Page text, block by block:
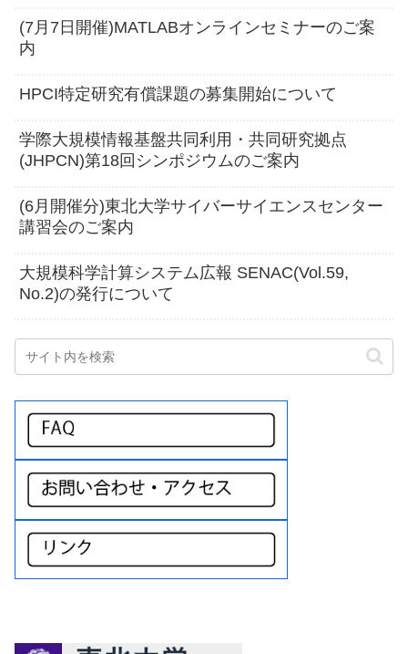
(7月7日開催)MATLABオンラインセミナーのご案
内
HPCI特定研究有償課題の募集開始について
学際大規模情報基盤共同利用・共同研究拠点
(JHPCN)第18回シンポジウムのご案内
(6月開催分)東北大学サイバーサイエンスセンター
講習会のご案内
大規模科学計算システム広報 SENAC(Vol.59,
No.2)の発行について